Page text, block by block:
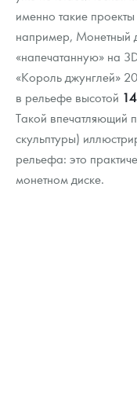
именно такие
например, Монетный
«напечатанную» на
«Король джунглей»
в рельефе высотой
Такой впечатляющий
скульптуры)
рельефа: это
монетном диске.